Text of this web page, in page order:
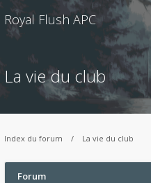
Royal Flush APC
La vie du club
Index du forum La vie du club
Forum